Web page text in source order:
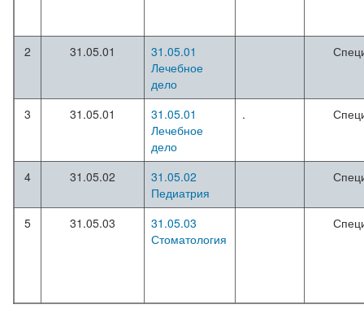
2 31.05.01
31.05.01
Лечебное
дело
3 31.05.01
31.05.01
Лечебное
дело
.
4 31.05.02
31.05.02
Педиатрия
5 31.05.03
31.05.03
Стоматология